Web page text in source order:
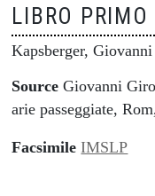
LIBRO
Kapsberger,
Source Giovanni
arie passeggiate,
Facsimile IMSLP